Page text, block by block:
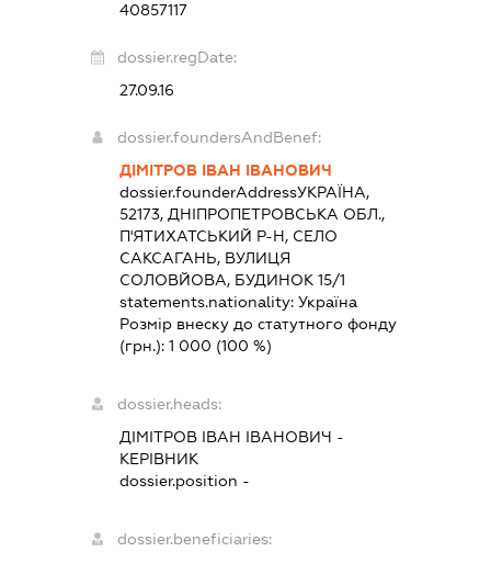
40857117
dossier.regDate:
27.09.16
dossier.foundersAndBenef:
ДІМІТРОВ ІВАН ІВАНОВИЧ
dossier.founderAddressУКРАЇНА,
52173, ДНІПРОПЕТРОВСЬКА ОБЛ.,
П'ЯТИХАТСЬКИЙ Р-Н, СЕЛО
САКСАГАНЬ, ВУЛИЦЯ
СОЛОВЙОВА, БУДИНОК 15/1
statements.nationality: Україна
Розмір внеску до статутного фонду
(грн.): 1 000 (100 %)
dossier.heads:
ДІМІТРОВ ІВАН ІВАНОВИЧ -
КЕРІВНИК
dossier.position -
dossier.beneficiaries: